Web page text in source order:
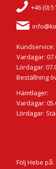
+46 (0)
Kundservice:
Vardagar:
Lördagar:
Beställning
Hämtlager:
Vardagar:
Lördagar:
Följ Hebe på: